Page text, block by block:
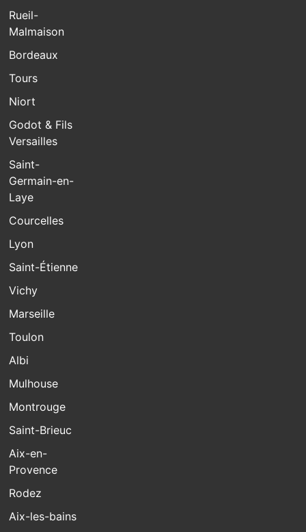
Rueil-
Malmaison
Bordeaux
Tours
Niort
Godot & Fils
Versailles
Saint-
Germain-en-
Laye
Courcelles
Lyon
Saint-Étienne
Vichy
Marseille
Toulon
Albi
Mulhouse
Montrouge
Saint-Brieuc
Aix-en-
Provence
Rodez
Aix-les-bains